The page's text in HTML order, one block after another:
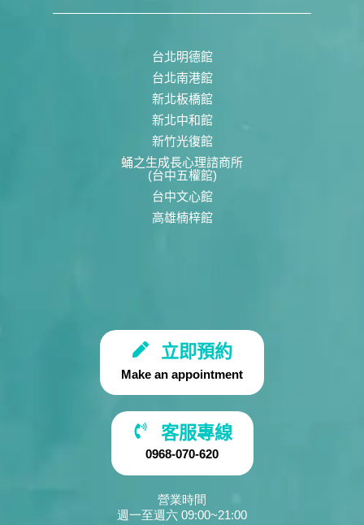
台北明德館
台北南港館
新北板橋館
新北中和館
新竹光復館
蛹之生成長心理諮商所
(台中五權館)
台中文心館
高雄楠梓館
立即預約
Make an appointment
客服專線
0968-070-620
營業時間
週一至週六 09:00~21:00